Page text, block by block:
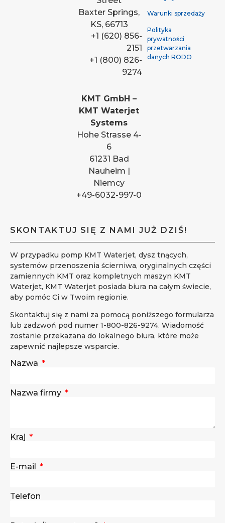
Baxter Springs,
KS, 66713
+1 (620) 856-
2151
+1 (800) 826-
9274
KMT GmbH –
KMT Waterjet
Systems
Hohe Strasse 4-
6
61231 Bad
Nauheim |
Niemcy
+49-6032-997-0
Warunki sprzedaży
Polityka
prywatności
przetwarzania
danych RODO
SKONTAKTUJ SIĘ Z NAMI JUŻ DZIŚ!
W przypadku pomp KMT Waterjet, dysz tnących,
systemów przenoszenia ścierniwa, oryginalnych części
zamiennych KMT oraz kompletnych maszyn KMT
Waterjet, KMT Waterjet posiada biura na całym świecie,
aby pomóc Ci w Twoim regionie.
Skontaktuj się z nami za pomocą poniższego formularza
lub zadzwoń pod numer 1-800-826-9274. Wiadomość
zostanie przekazana do lokalnego biura, które może
zapewnić najlepsze wsparcie.
Nazwa
Nazwa firmy
Kraj
E-mail
Telefon